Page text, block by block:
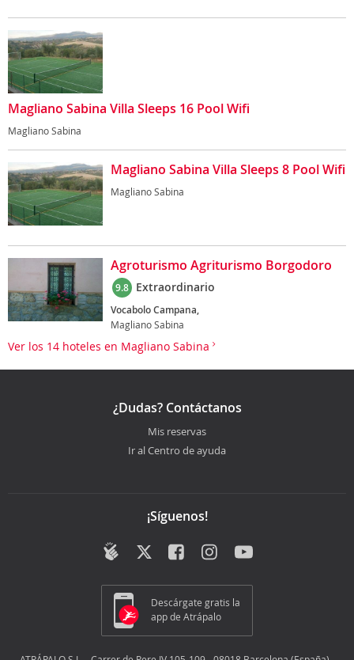
Magliano Sabina Villa Sleeps 16 Pool Wifi
Magliano Sabina
Magliano Sabina Villa Sleeps 8 Pool Wifi
Magliano Sabina
Agroturismo Agriturismo Borgodoro
9.8 Extraordinario
Vocabolo Campana,
Magliano Sabina
Ver los 14 hoteles en Magliano Sabina
¿Dudas? Contáctanos
Mis reservas
Ir al Centro de ayuda
¡Síguenos!
Descárgate gratis la
app de Atrápalo